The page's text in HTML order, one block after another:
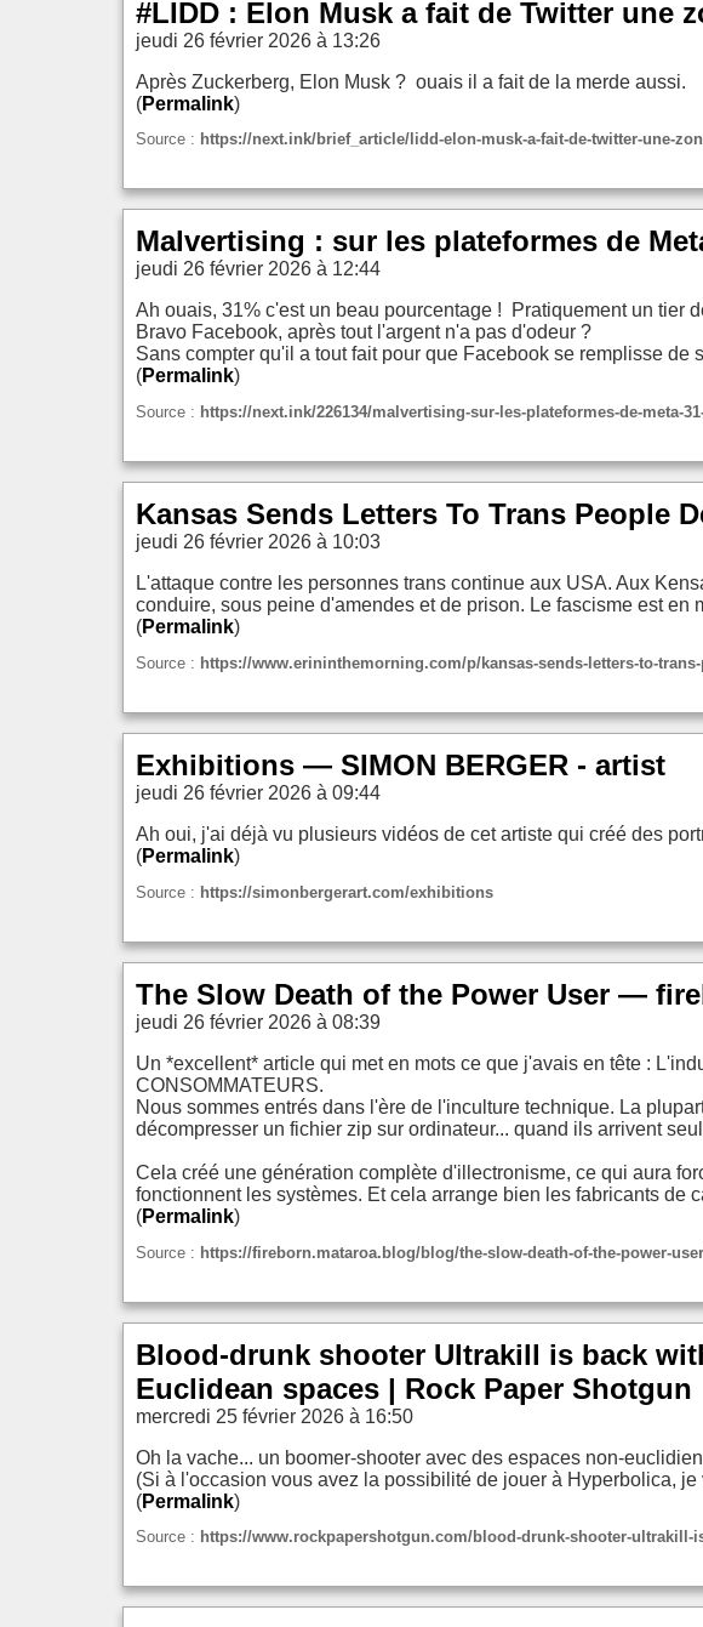
#LIDD : Elon Musk a fait de Twitter une
jeudi 26 février 2026 à 13:26
Après Zuckerberg, Elon Musk ? ouais il a fait de la merde aussi.
(Permalink)
Source : https://next.ink/brief_article/lidd-elon-musk-a-fait-de-twitter-une-
Malvertising : sur les plateformes de
jeudi 26 février 2026 à 12:44
Ah ouais, 31% c'est un beau pourcentage ! Pratiquement un tier
Bravo Facebook, après tout l'argent n'a pas d'odeur ?
Sans compter qu'il a tout fait pour que Facebook se remplisse de
(Permalink)
Source : https://next.ink/226134/malvertising-sur-les-plateformes-de-meta-
Kansas Sends Letters To Trans People
jeudi 26 février 2026 à 10:03
L'attaque contre les personnes trans continue aux USA. Aux
conduire, sous peine d'amendes et de prison. Le fascisme est en
(Permalink)
Source : https://www.erininthemorning.com/p/kansas-sends-letters-to-
Exhibitions — SIMON BERGER - artist
jeudi 26 février 2026 à 09:44
Ah oui, j'ai déjà vu plusieurs vidéos de cet artiste qui créé des
(Permalink)
Source : https://simonbergerart.com/exhibitions
The Slow Death of the Power User —
jeudi 26 février 2026 à 08:39
Un *excellent* article qui met en mots ce que j'avais en tête :
CONSOMMATEURS.
Nous sommes entrés dans l'ère de l'inculture technique. La
décompresser un fichier zip sur ordinateur... quand ils arrivent
Cela créé une génération complète d'illectronisme, ce qui aura
fonctionnent les systèmes. Et cela arrange bien les fabricants de
(Permalink)
Source : https://fireborn.mataroa.blog/blog/the-slow-death-of-the-power-
Blood-drunk shooter Ultrakill is back
Euclidean spaces | Rock Paper Shotgun
mercredi 25 février 2026 à 16:50
Oh la vache... un boomer-shooter avec des espaces non-
(Si à l'occasion vous avez la possibilité de jouer à Hyperbolica,
(Permalink)
Source : https://www.rockpapershotgun.com/blood-drunk-shooter-